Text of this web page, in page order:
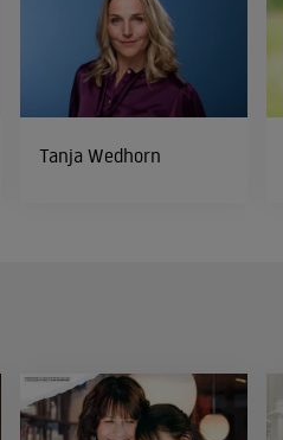
Tanja Wedhorn